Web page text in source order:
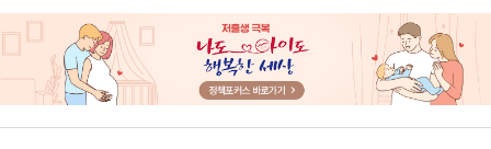
히
단
너